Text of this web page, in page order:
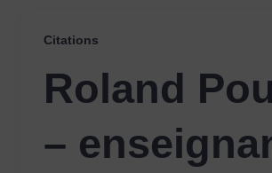
Citations
Roland
–